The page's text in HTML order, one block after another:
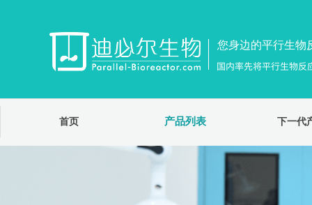
国内率先将平行生物反
您身边的平行生物
首页 产品列表 下一代